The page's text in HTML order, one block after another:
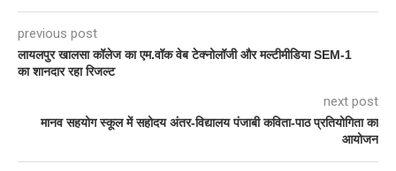
previous post
लायलपुर खालसा कॉलेज का एम.वॉक वेब टेक्नोलॉजी और मल्टीमीडिया SEM-1
का शानदार रहा रिजल्ट
next post
मानव सहयोग स्कूल में सहोदय अंतर-विद्यालय पंजाबी कविता-पाठ प्रतियोगिता का
आयोजन